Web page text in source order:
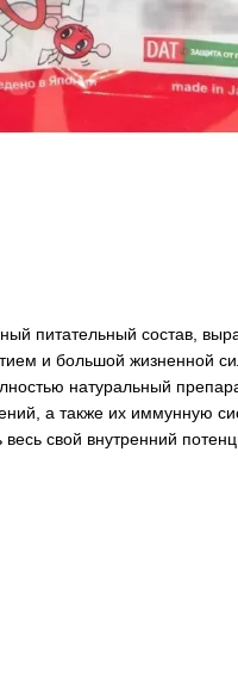
питательный состав,
и большой жизненной
натуральный
а также их иммунную
свой внутренний